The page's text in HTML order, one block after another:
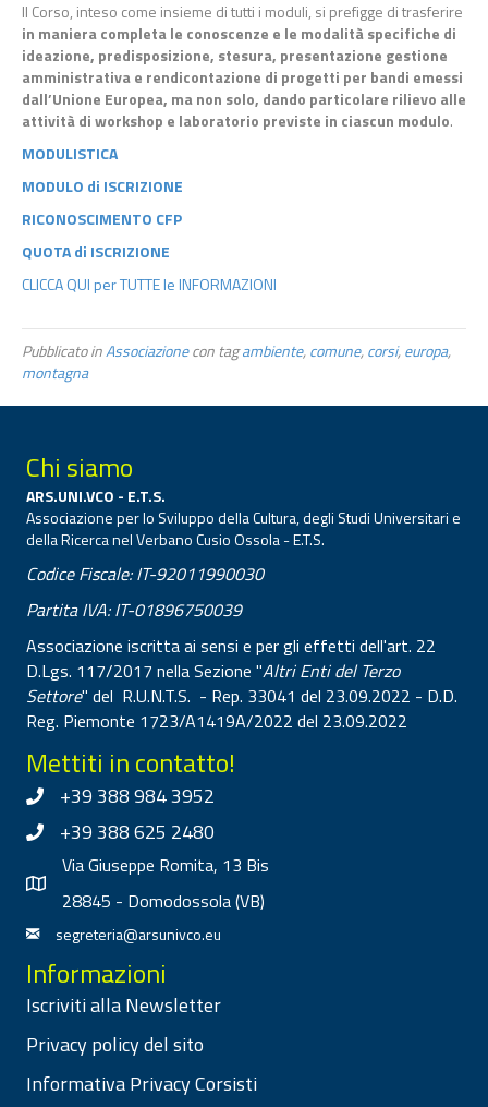
Il Corso, inteso come insieme di tutti i moduli, si prefigge di trasferire
in maniera completa le conoscenze e le modalità specifiche di
ideazione, predisposizione, stesura, presentazione gestione
amministrativa e rendicontazione di progetti per bandi emessi
dall’Unione Europea, ma non solo, dando particolare rilievo alle
attività di workshop e laboratorio previste in ciascun modulo.
MODULISTICA
MODULO di ISCRIZIONE
RICONOSCIMENTO CFP
QUOTA di ISCRIZIONE
CLICCA QUI per TUTTE le INFORMAZIONI
Pubblicato inAssociazionecon tagambiente,comune,corsi,europa,
montagna
Chi siamo
ARS.UNI.VCO - E.T.S.
Associazione per lo Sviluppo della Cultura, degli Studi Universitari e
della Ricerca nel Verbano Cusio Ossola - E.T.S.
Codice Fiscale: IT-92011990030
Partita IVA: IT-01896750039
Associazione iscritta ai sensi e per gli effetti dell'art. 22
D.Lgs. 117/2017 nella Sezione "Altri Enti del Terzo
Settore" del R.U.N.T.S. - Rep. 33041 del 23.09.2022 - D.D.
Reg. Piemonte 1723/A1419A/2022 del 23.09.2022
Mettiti in contatto!
+39 388 984 3952
+39 388 625 2480
Via Giuseppe Romita, 13 Bis
28845 - Domodossola (VB)
segreteria@arsunivco.eu
Informazioni
Iscriviti alla Newsletter
Privacy policy del sito
Informativa Privacy Corsisti